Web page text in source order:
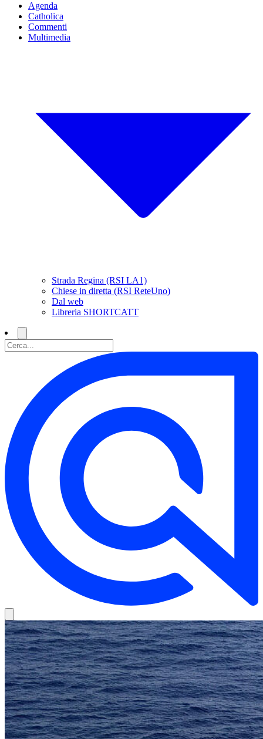
Agenda
Catholica
Commenti
Multimedia
Strada Regina (RSI LA1)
Chiese in diretta (RSI ReteUno)
Dal web
Libreria SHORTCATT